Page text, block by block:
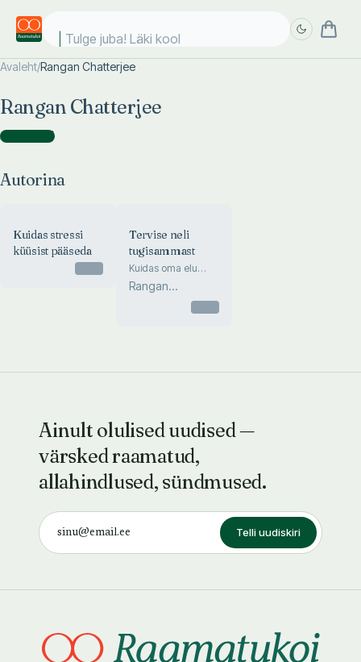
Tulge juba! Läki kooli
Avaleht/Rangan Chatterjee
Rangan Chatterjee
Autorina )
Autorina
Kuidas stressi
küüsist pääseda
Tervise neli
tugisammast
Kuidas oma elu
pikemaks ja
tervemaks puhata,
Rangan
Ainult olulised uudised —
värsked raamatud,
allahindlused, sündmused.
Telli uudiskiri